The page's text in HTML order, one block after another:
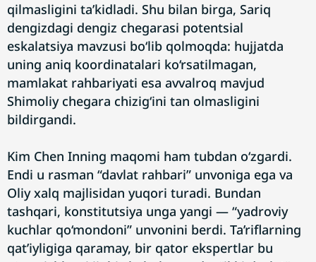
qilmasligini ta’kidladi. Shu bilan birga, Sariq
dengizdagi dengiz chegarasi potentsial
eskalatsiya mavzusi bo‘lib qolmoqda: hujjatda
uning aniq koordinatalari ko‘rsatilmagan,
mamlakat rahbariyati esa avvalroq mavjud
Shimoliy chegara chizig‘ini tan olmasligini
bildirgandi.
Kim Chen Inning maqomi ham tubdan o‘zgardi.
Endi u rasman “davlat rahbari” unvoniga ega va
Oliy xalq majlisidan yuqori turadi. Bundan
tashqari, konstitutsiya unga yangi — “yadroviy
kuchlar qo‘mondoni” unvonini berdi. Ta’riflarning
qat’iyligiga qaramay, bir qator ekspertlar bu